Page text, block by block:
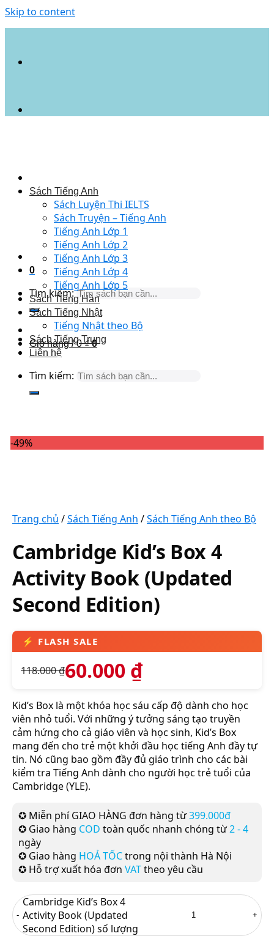
Skip to content
0
Tìm kiếm:
Giỏ hàng /0₫ 0
Sách Tiếng Anh
Sách Luyện Thi IELTS
Sách Truyện – Tiếng Anh
Tiếng Anh Lớp 1
Tiếng Anh Lớp 2
Tiếng Anh Lớp 3
Tiếng Anh Lớp 4
Tiếng Anh Lớp 5
Sách Tiếng Hàn
Sách Tiếng Nhật
Tiếng Nhật theo Bộ
Sách Tiếng Trung
Liên hệ
Tìm kiếm:
-49%
Trang chủ /Sách Tiếng Anh /Sách Tiếng Anh theo Bộ
Cambridge Kid’s Box 4
Activity Book (Updated
Second Edition)
118.000₫60.000 ₫
Kid’s Box là một khóa học sáu cấp độ dành cho học
viên nhỏ tuổi. Với những ý tưởng sáng tạo truyền
cảm hứng cho cả giáo viên và học sinh, Kid’s Box
mang đến cho trẻ một khởi đầu học tiếng Anh đầy tự
tin. Nó cũng bao gồm đầy đủ giáo trình cho các bài
kiểm tra Tiếng Anh dành cho người học trẻ tuổi của
Cambridge (YLE).
✪ Miễn phí GIAO HÀNG đơn hàng từ399.000đ
✪ Giao hàng COD toàn quốc nhanh chóng từ2 - 4
ngày
✪ Giao hàng HOẢ TỐCtrong nội thành Hà Nội
✪ Hỗ trợ xuất hóa đơn VATtheo yêu cầu
Cambridge Kid’s Box 4
Activity Book (Updated
Second Edition) số lượng